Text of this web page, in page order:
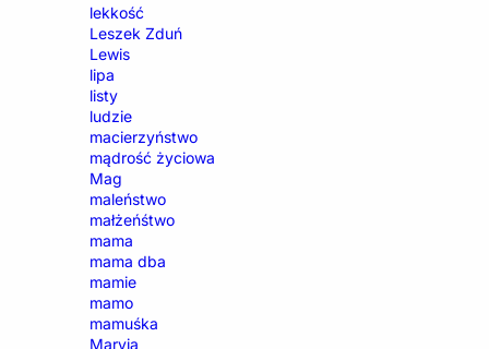
lekkość
Leszek Zduń
Lewis
lipa
listy
ludzie
macierzyństwo
mądrość życiowa
Mag
maleństwo
małżeńśtwo
mama
mama dba
mamie
mamo
mamuśka
Maryja